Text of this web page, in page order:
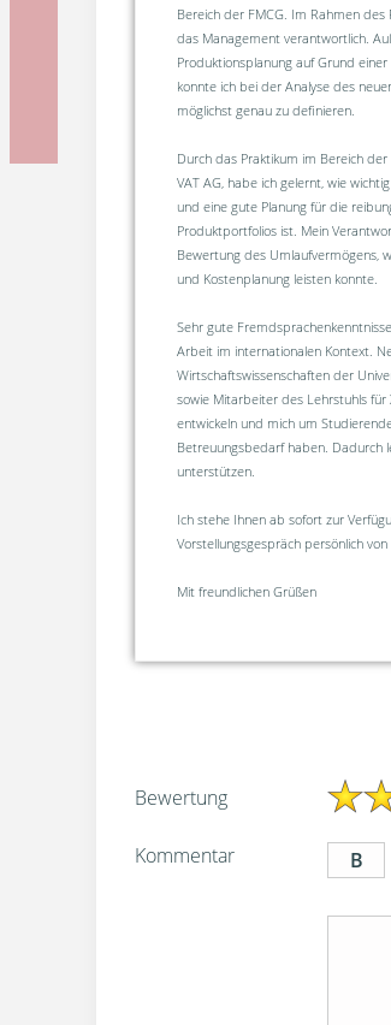
Bereich der FMCG. Im Rahmen
das Management verantwortlich.
Produktionsplanung auf Grund
konnte ich bei der Analyse des
möglichst genau zu definieren.
Durch das Praktikum im Bereich
VAT AG, habe ich gelernt, wie
und eine gute Planung für die
Produktportfolios ist. Mein
Bewertung des Umlaufvermögens,
und Kostenplanung leisten konnte.
Sehr gute
Arbeit im internationalen Kontext.
Wirtschaftswissenschaften der
sowie Mitarbeiter des Lehrstuhls für
entwickeln und mich um
Betreuungsbedarf haben. Dadurch
unterstützen.
Ich stehe Ihnen ab sofort zur
Vorstellungsgespräch persönlich
Mit freundlichen Grüßen
Bewertung
Kommentar